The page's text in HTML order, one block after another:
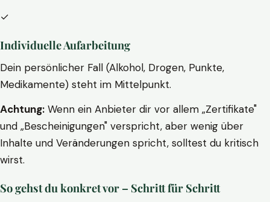
✓
Individuelle Aufarbeitung
Dein persönlicher Fall (Alkohol, Drogen, Punkte,
Medikamente) steht im Mittelpunkt.
Achtung: Wenn ein Anbieter dir vor allem „Zertifikate"
und „Bescheinigungen" verspricht, aber wenig über
Inhalte und Veränderungen spricht, solltest du kritisch
wirst.
So gehst du konkret vor – Schritt für Schritt